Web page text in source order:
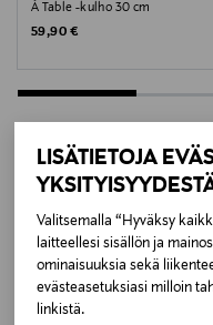
LISÄTIETOJA
Valitsemalla “Hyväksy
laitteellesi sisällön ja
ominaisuuksia sekä
evästeasetuksiasi milloin
linkistä.
ASA Selection GmbH
Digitaalinen osoite
kontakt@asa-
Á Table -kulho 30 cm
Original Price
59,90 €
LISÄÄ
TUOTTEITA